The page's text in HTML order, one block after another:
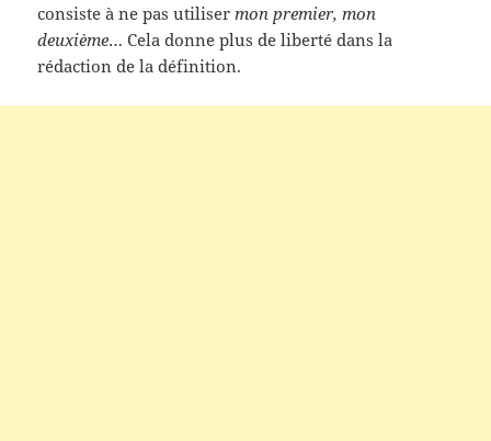
consiste à ne pas utilisermon premier, mon
deuxième… Cela donne plus de liberté dans la
rédaction de la définition.